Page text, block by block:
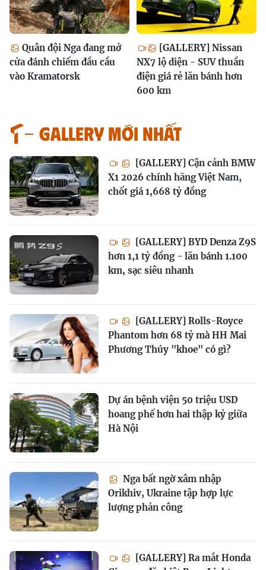
Quân đội Nga đang mở
cửa đánh chiếm đầu cầu
vào Kramatorsk
[GALLERY] Nissan
NX7 lộ diện - SUV thuần
điện giá rẻ lăn bánh hơn
600 km
GALLERY MỚI NHẤT
[GALLERY] Cận cảnh BMW
X1 2026 chính hãng Việt Nam,
chốt giá 1,668 tỷ đồng
[GALLERY] BYD Denza Z9S
hơn 1,1 tỷ đồng - lăn bánh 1.100
km, sạc siêu nhanh
[GALLERY] Rolls-Royce
Phantom hơn 68 tỷ mà HH Mai
Phương Thúy "khoe" có gì?
Dự án bệnh viện 50 triệu USD
hoang phế hơn hai thập kỷ giữa
Hà Nội
Nga bất ngờ xâm nhập
Orikhiv, Ukraine tập hợp lực
lượng phản công
[GALLERY] Ra mắt Honda